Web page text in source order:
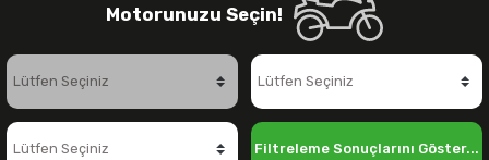
Motorunuzu Seçin!
Filtreleme Sonuçlarını Göster...